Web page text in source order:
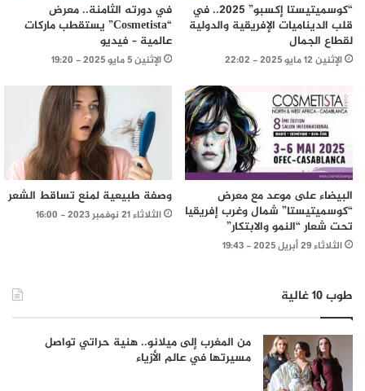
“كوسميتيستا إكسبو” 2025.. في
قلب الديناميات الإفريقية والدولية
لقطاع الجمال
الإثنين 12 مايو 2025 - 22:02
في دورته الثامنة.. معرض
“Cosmetista” يستقطب ماركات
عالمية – فيديو
الإثنين 5 مايو 2025 - 19:20
البيضاء على موعد مع معرض
“كوسميتيستا” شمال وغرب إفريقيا
تحت شعار “النمو والابتكار”
الثلاثاء 29 أبريل 2025 - 19:43
وصفة طبيعية لمنع تساقط الشعر
الثلاثاء 21 نوفمبر 2023 - 16:00
طوب 10 غالية
من المغرب إلى ميلانو.. هنية حراتي تواصل
مسيرتها في عالم الأزياء